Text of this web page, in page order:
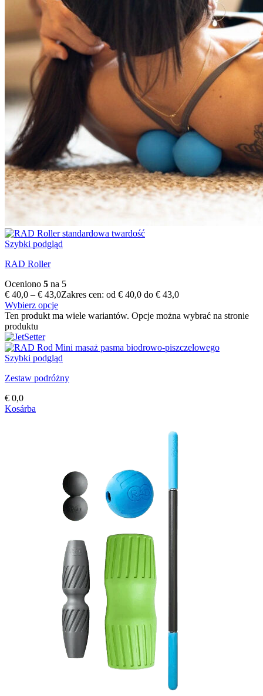
Szybki podgląd
RAD Roller
Oceniono 5 na 5
€ 40,0 – € 43,0Zakres cen: od € 40,0 do € 43,0
Wybierz opcje
Ten produkt ma wiele wariantów. Opcje można wybrać na stronie
produktu
Szybki podgląd
Zestaw podróżny
€ 0,0
Kosárba